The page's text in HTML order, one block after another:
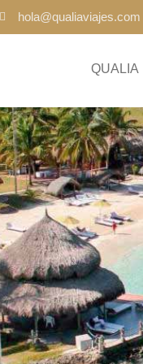
hola@qualiaviajes.com
QUALIA